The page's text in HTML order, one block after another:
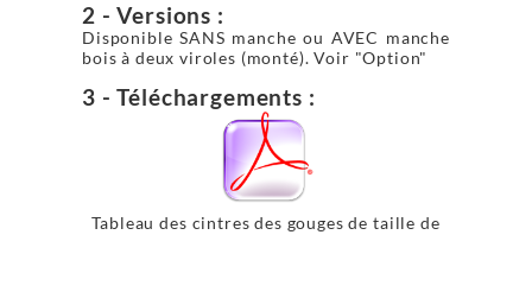
2 - Versions :
Disponible SANS manche ou AVEC manche
bois à deux viroles (monté). Voir "Option"
3 - Téléchargements :
Tableau des cintres des gouges de taille de